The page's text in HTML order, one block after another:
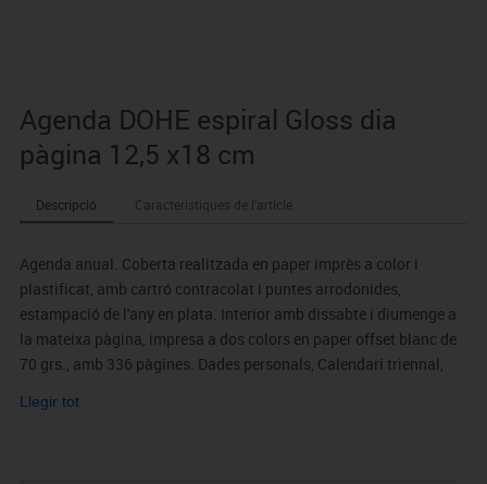
Agenda DOHE espiral Gloss dia
pàgina 12,5 x18 cm
Descripció Caracteristiques de l'article
Agenda anual. Coberta realitzada en paper imprès a color i
plastificat, amb cartró contracolat i puntes arrodonides,
estampació de l'any en plata. Interior amb dissabte i diumenge a
la mateixa pàgina, impresa a dos colors en paper offset blanc de
70 grs., amb 336 pàgines. Dades personals, Calendari triennal,
anotacions. Capçaleres en 5 idiomes (Castellà, Català, Gallec,
Llegir tot